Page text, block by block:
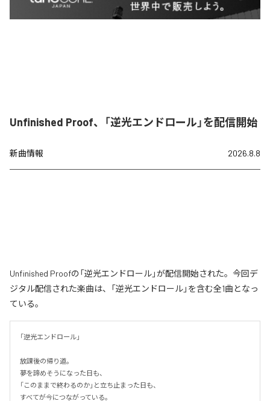
Unfinished Proof、「逆光エンドロール」を配信開始
新曲情報 2026.8.8
Unfinished Proofの「逆光エンドロール」が配信開始された。今回デ
ジタル配信された楽曲は、「逆光エンドロール」を含む全1曲となっ
ている。
「逆光エンドロール」
放課後の帰り道。
夢を諦めそうになった日も、
「このままで終わるのか」と立ち止まった日も、
すべてが今につながっている。